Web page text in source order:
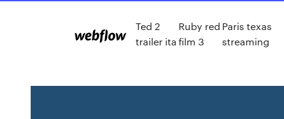
Ted 2
trailer ita
Ruby red
film 3
Paris texas
streaming